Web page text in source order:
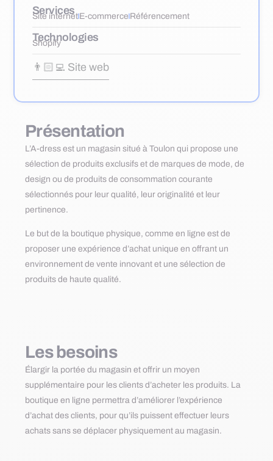
Présentation
L’A-dress est un magasin situé à Toulon qui propose une
sélection de produits exclusifs et de marques de mode, de
design ou de produits de consommation courante
sélectionnés pour leur qualité, leur originalité et leur
pertinence.
Le but de la boutique physique, comme en ligne est de
proposer une expérience d’achat unique en offrant un
environnement de vente innovant et une sélection de
produits de haute qualité.
Les besoins
Élargir la portée du magasin et offrir un moyen
supplémentaire pour les clients d’acheter les produits. La
boutique en ligne permettra d’améliorer l’expérience
d’achat des clients, pour qu’ils puissent effectuer leurs
achats sans se déplacer physiquement au magasin.
Services
Site internetE-commerceRéférencement
Technologies
Shopify
👨🏻‍💻 Site web